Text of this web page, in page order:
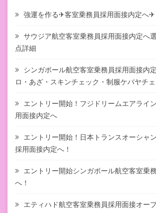
強運を作る✈客室乗務員採用面接内定へ✈
サウジア航空客室乗務員採用面接内定へ
点詳細
シンガポール航空客室乗務員採用面接内
ロ・あざ・スキンチェック・制服ケバヤチ
エントリー開始！フジドリームエアライ
用面接内定へ
エントリー開始！日本トランスオーシャ
採用面接内定へ！
エントリー開始シンガポール航空客室乗
へ！
エティハド航空客室乗務員採用面接オー